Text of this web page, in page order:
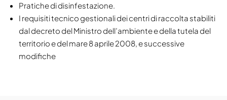
Pratiche di disinfestazione.
I requisiti tecnico gestionali dei centri di raccolta stabiliti
dal decreto del Ministro dell’ambiente e della tutela del
territorio e del mare 8 aprile 2008, e successive
modifiche